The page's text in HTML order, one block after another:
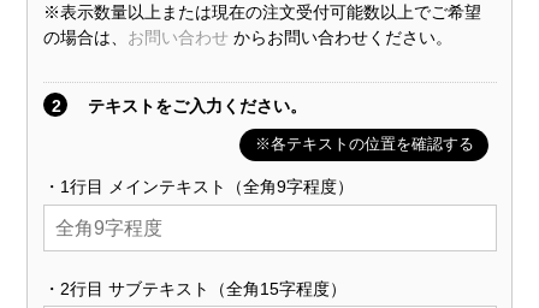
※表示数量以上または現在の注文受付可能数以上でご希望
の場合は、 お問い合わせ からお問い合わせください。
2 テキストをご入力ください。
※各テキストの位置を確認する
・1行目 メインテキスト（全角9字程度）
・2行目 サブテキスト（全角15字程度）